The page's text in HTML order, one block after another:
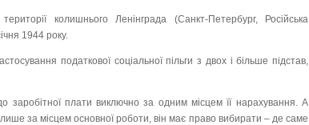
колишнього Ленінграда (Санкт-Петербург, Російська
1944 року.
податкової соціальної пільги з двох і більше підстав,
заробітної плати виключно за одним місцем її нарахування. А
за місцем основної роботи, він має право вибирати – де саме